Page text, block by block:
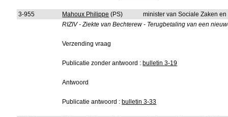
3-955 Mahoux Philippe (PS)
minister van Sociale Zaken
RIZIV - Ziekte van Bechterew - Terugbetaling van een
Verzending vraag
Publicatie zonder antwoord : bulletin 3-19
Antwoord
Publicatie antwoord : bulletin 3-33